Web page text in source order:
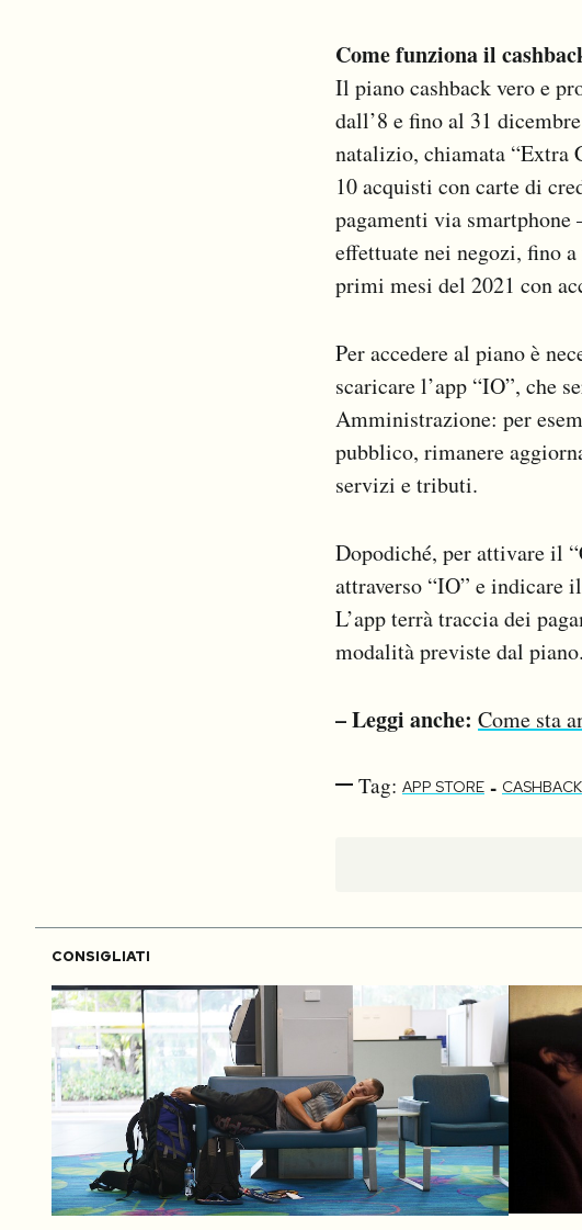
Come funziona il
Il piano cashback vero e
dall’8 e fino al 31
natalizio, chiamata “Extra
10 acquisti con carte di
pagamenti via smartphone
effettuate nei negozi, fino
primi mesi del 2021 con
Per accedere al piano è
scaricare l’app “IO”, che
Amministrazione: per
pubblico, rimanere
servizi e tributi.
Dopodiché, per attivare il
attraverso “IO” e indicare
L’app terrà traccia dei
modalità previste dal piano.
– Leggi anche: Come sta
Tag: APP STORE - CASHBACK
CONSIGLIATI